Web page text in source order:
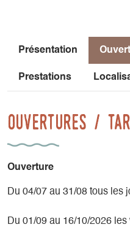
Présentation
Prestations
Ouvertures /
Ouverture
Du 04/07 au 31/08 tous les
Du 01/09 au 16/10/2026